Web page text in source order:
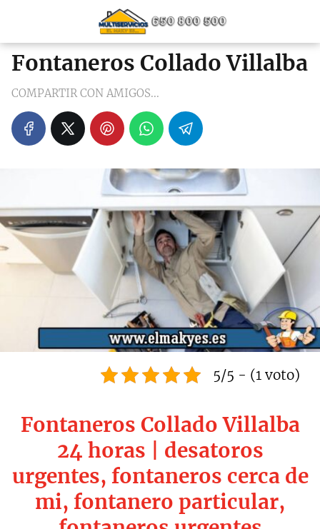
Fontaneros Collado Villalba
COMPARTIR CON AMIGOS...
5/5 - (1 voto)
Fontaneros Collado Villalba
24 horas | desatoros
urgentes, fontaneros cerca de
mi, fontanero particular,